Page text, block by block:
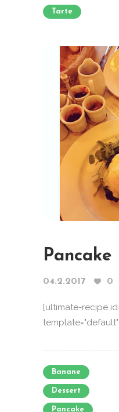
Tarte
Pancake
04.2.2017 0
[ultimate-recipe
Banane
Dessert
Pancake